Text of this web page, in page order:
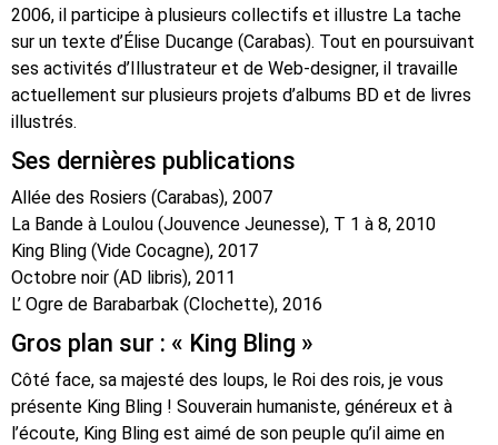
2006, il participe à plusieurs collectifs et illustre La tache
sur un texte d’Élise Ducange (Carabas). Tout en poursuivant
ses activités d’Illustrateur et de Web-designer, il travaille
actuellement sur plusieurs projets d’albums BD et de livres
illustrés.
Ses dernières publications
Allée des Rosiers (Carabas), 2007
La Bande à Loulou (Jouvence Jeunesse), T 1 à 8, 2010
King Bling (Vide Cocagne), 2017
Octobre noir (AD libris), 2011
L’ Ogre de Barabarbak (Clochette), 2016
Gros plan sur : « King Bling »
Côté face, sa majesté des loups, le Roi des rois, je vous
présente King Bling ! Souverain humaniste, généreux et à
l’écoute, King Bling est aimé de son peuple qu’il aime en